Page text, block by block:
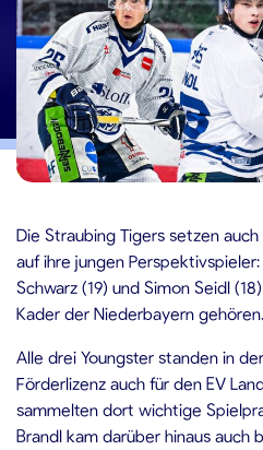
Die Straubing Tigers setzen
auf ihre jungen Perspektivspieler:
Schwarz (19) und Simon Seidl
Kader der Niederbayern gehören.
Alle drei Youngster standen in
Förderlizenz auch für den EV
sammelten dort wichtige
Brandl kam darüber hinaus auch